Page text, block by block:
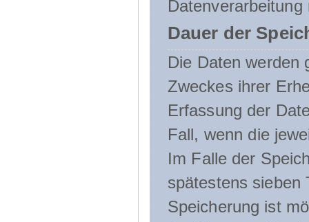
Dauer der
Die Daten werden
Zweckes ihrer
Erfassung der
Fall, wenn die
Im Falle der
spätestens sieben
Speicherung ist